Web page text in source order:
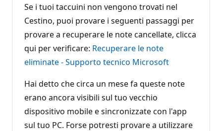
Se i tuoi taccuini non vengono trovati nel
Cestino, puoi provare i seguenti passaggi per
provare a recuperare le note cancellate, clicca
qui per verificare: Recuperare le note
eliminate - Supporto tecnico Microsoft
Hai detto che circa un mese fa queste note
erano ancora visibili sul tuo vecchio
dispositivo mobile e sincronizzate con l'app
sul tuo PC. Forse potresti provare a utilizzare